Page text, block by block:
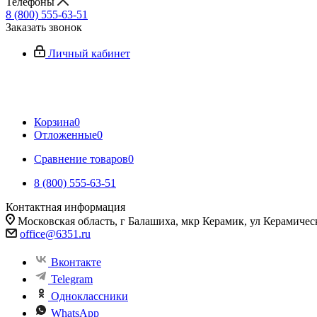
8 (800) 555-63-51
Заказать звонок
Личный кабинет
Корзина0
Отложенные0
Сравнение товаров0
8 (800) 555-63-51
Контактная информация
Московская область, г Балашиха, мкр Керамик, ул
office@6351.ru
Вконтакте
Telegram
Одноклассники
WhatsApp